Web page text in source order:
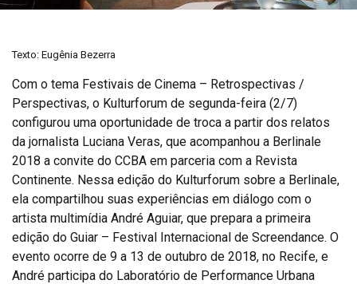
Texto: Eugênia Bezerra
Com o tema Festivais de Cinema – Retrospectivas /
Perspectivas, o Kulturforum de segunda-feira (2/7)
configurou uma oportunidade de troca a partir dos relatos
da jornalista Luciana Veras, que acompanhou a Berlinale
2018 a convite do CCBA em parceria com a Revista
Continente. Nessa edição do Kulturforum sobre a Berlinale,
ela compartilhou suas experiências em diálogo com o
artista multimídia André Aguiar, que prepara a primeira
edição do Guiar – Festival Internacional de Screendance. O
evento ocorre de 9 a 13 de outubro de 2018, no Recife, e
André participa do Laboratório de Performance Urbana